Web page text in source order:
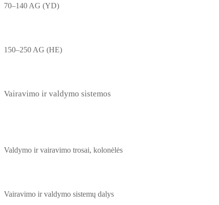
70–140 AG (YD)
150–250 AG (HE)
Vairavimo ir valdymo sistemos
Valdymo ir vairavimo trosai, kolonėlės
Vairavimo ir valdymo sistemų dalys